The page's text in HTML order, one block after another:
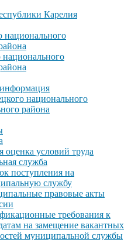
Карелия
национального
национального
национального
района
оценка условий труда
служба
поступления на
службу
правовые акты
требования к
на замещение вакантных
муниципальной службы